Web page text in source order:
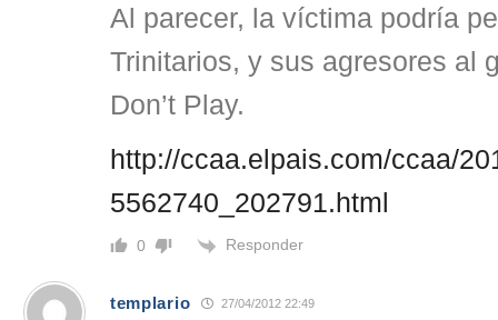
Al parecer, la víctima podría
Trinitarios, y sus agresores al
Don’t Play.
http://ccaa.elpais.com/ccaa/
5562740_202791.html
0 Responder
templario 27/04/2012 22:49